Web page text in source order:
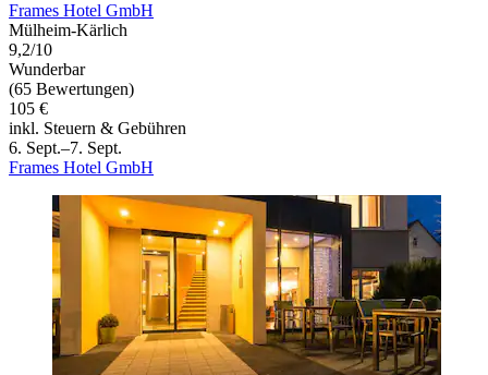
Frames Hotel GmbH
Mülheim-Kärlich
9,2/10
Wunderbar
(65 Bewertungen)
105 €
inkl. Steuern & Gebühren
6. Sept.–7. Sept.
Frames Hotel GmbH